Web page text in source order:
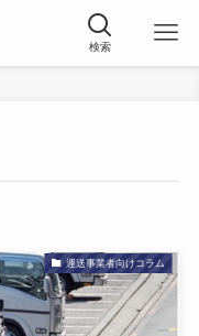
運送事業者向けコラム